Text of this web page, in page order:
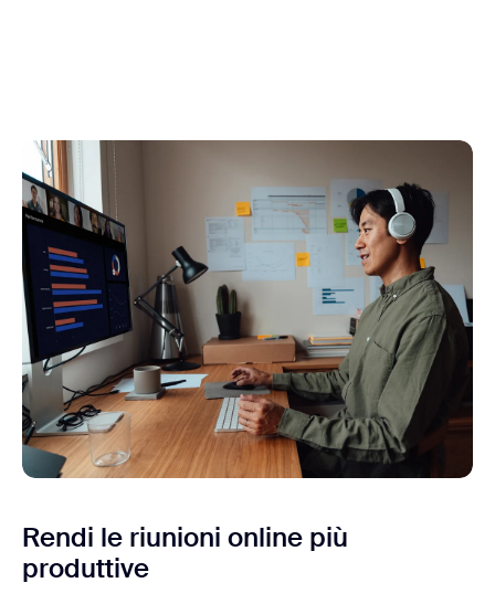
Rendi le riunioni online più
produttive